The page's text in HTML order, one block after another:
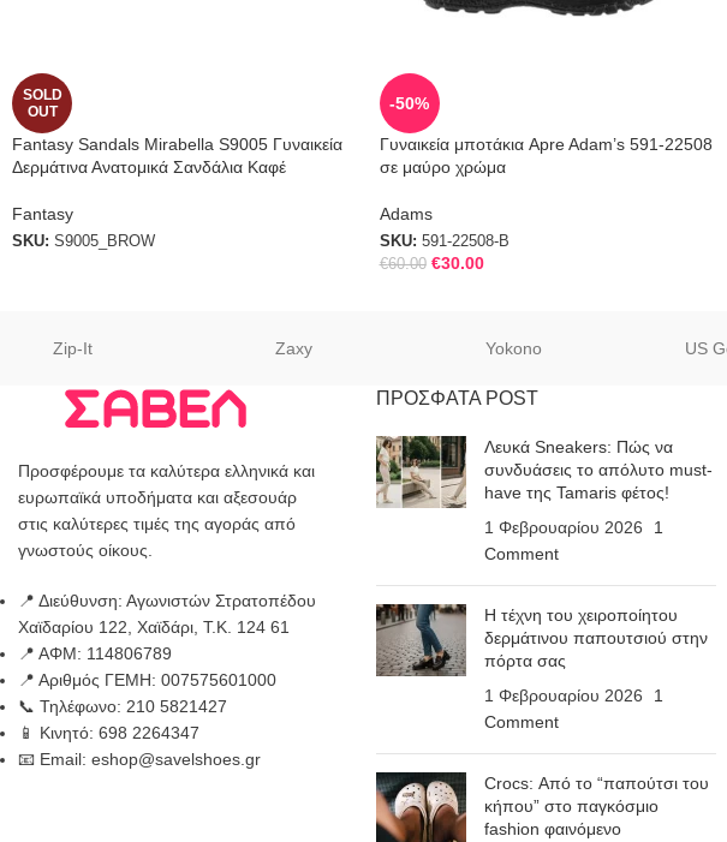
SOLD
OUT
Fantasy Sandals Mirabella S9005 Γυναικεία
Δερμάτινα Ανατομικά Σανδάλια Καφέ
Fantasy
SKU: S9005_BROW
-50%
Γυναικεία μποτάκια Apre Adam’s 591-22508
σε μαύρο χρώμα
Adams
SKU: 591-22508-B
€60.00 €30.00
Zip-It Zaxy Yokono US
Προσφέρουμε τα καλύτερα ελληνικά και
ευρωπαϊκά υποδήματα και αξεσουάρ
στις καλύτερες τιμές της αγοράς από
γνωστούς οίκους.
📍 Διεύθυνση: Αγωνιστών Στρατοπέδου
Χαϊδαρίου 122, Χαϊδάρι, Τ.Κ. 124 61
📍 ΑΦΜ: 114806789
📍 Αριθμός ΓΕΜΗ: 007575601000
📞 Τηλέφωνο: 210 5821427
📱 Κινητό: 698 2264347
📧 Email: eshop@savelshoes.gr
ΠΡΟΣΦΑΤΑ POST
Λευκά Sneakers: Πώς να
συνδυάσεις το απόλυτο must-
have της Tamaris φέτος!
1 Φεβρουαρίου 2026
1
Comment
Η τέχνη του χειροποίητου
δερμάτινου παπουτσιού στην
πόρτα σας
1 Φεβρουαρίου 2026
1
Comment
Crocs: Από το “παπούτσι του
κήπου” στο παγκόσμιο
fashion φαινόμενο